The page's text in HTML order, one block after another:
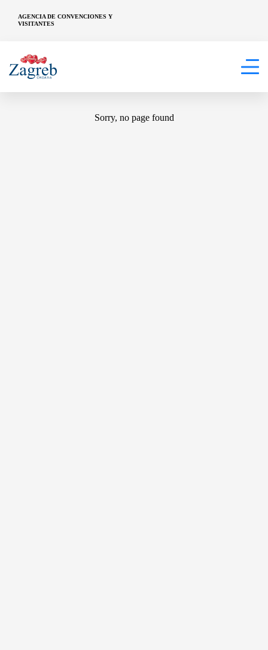
AGENCIA DE CONVENCIONES Y
VISITANTES
Sorry, no page found